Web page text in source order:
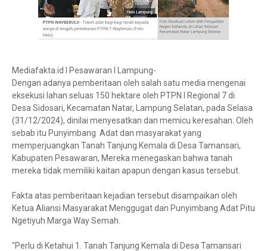
Mediafakta.id l Pesawaran l Lampung-
Dengan adanya pemberitaan oleh salah satu media mengenai
eksekusi lahan seluas 150 hektare oleh PTPN I Regional 7 di
Desa Sidosari, Kecamatan Natar, Lampung Selatan, pada Selasa
(31/12/2024), dinilai menyesatkan dan memicu keresahan. Oleh
sebab itu Punyimbang Adat dan masyarakat yang
memperjuangkan Tanah Tanjung Kemala di Desa Tamansari,
Kabupaten Pesawaran, Mereka menegaskan bahwa tanah
mereka tidak memiliki kaitan apapun dengan kasus tersebut.
Fakta atas pemberitaan kejadian tersebut disampaikan oleh
Ketua Aliansi Masyarakat Menggugat dan Punyimbang Adat Pitu
Ngetiyuh Marga Way Semah.
"Perlu di Ketahui 1. Tanah Tanjung Kemala di Desa Tamansari